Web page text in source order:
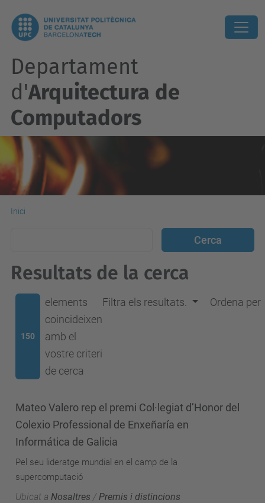
Departament
d'Arquitectura de
Computadors
Inici
Resultats de la cerca
150
elements
coincideixen
amb el
vostre criteri
de cerca
Filtra els resultats. Ordena per
Mateo Valero rep el premi Col·legiat d’Honor del
Colexio Professional de Enxeñaría en
Informática de Galicia
Pel seu lideratge mundial en el camp de la
supercomputació
Ubicat a Nosaltres / Premis i distincions